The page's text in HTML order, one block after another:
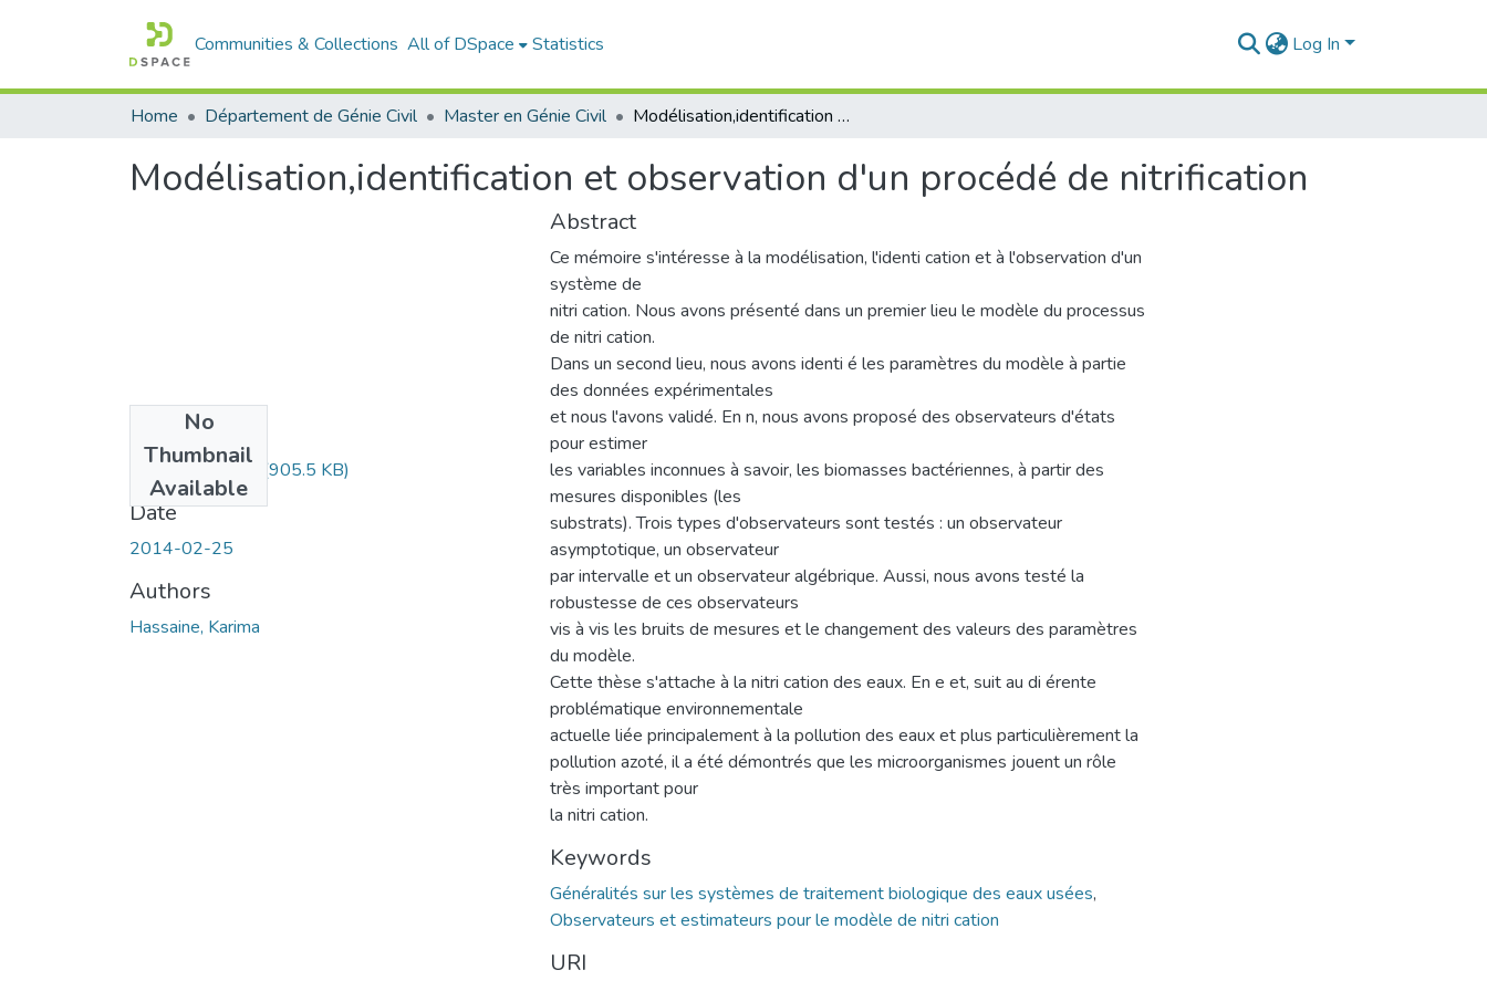
Communities & Collections All of DSpace Statistics Log In
Home Département de Génie Civil Master en Génie Civil Modélisation,identification et observation d'un procédé de nitrification
Modélisation,identification et observation d'un procédé de nitrification
No
Thumbnail
Available
mémoire333.pdf (905.5 KB)
Date
2014-02-25
Authors
Hassaine, Karima
Abstract
Ce mémoire s'intéresse à la modélisation, l'identi cation et à l'observation d'un
système de
nitri cation. Nous avons présenté dans un premier lieu le modèle du processus
de nitri cation.
Dans un second lieu, nous avons identi é les paramètres du modèle à partie
des données expérimentales
et nous l'avons validé. En n, nous avons proposé des observateurs d'états
pour estimer
les variables inconnues à savoir, les biomasses bactériennes, à partir des
mesures disponibles (les
substrats). Trois types d'observateurs sont testés : un observateur
asymptotique, un observateur
par intervalle et un observateur algébrique. Aussi, nous avons testé la
robustesse de ces observateurs
vis à vis les bruits de mesures et le changement des valeurs des paramètres
du modèle.
Cette thèse s'attache à la nitri cation des eaux. En e et, suit au di érente
problématique environnementale
actuelle liée principalement à la pollution des eaux et plus particulièrement la
pollution azoté, il a été démontrés que les microorganismes jouent un rôle
très important pour
la nitri cation.
Keywords
Généralités sur les systèmes de traitement biologique des eaux usées,
Observateurs et estimateurs pour le modèle de nitri cation
URI